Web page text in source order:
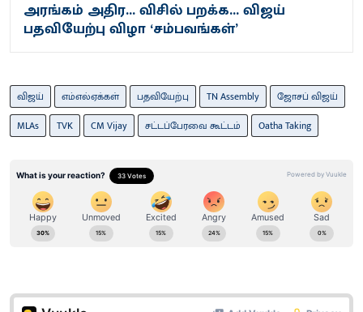
அரங்கம் அதிர... விசில் பறக்க... விஜய்
பதவியேற்பு விழா ‘சம்பவங்கள்’
விஜய் எம்எல்ஏக்கள் பதவியேற்பு TN Assembly
ஜோசப் விஜய்
MLAs
TVK CM Vijay சட்​டப்​பேர​வை​ கூட்டம் Oatha Taking